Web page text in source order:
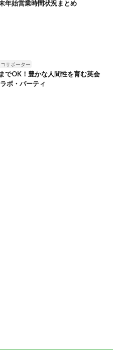
年始営業時間状況まとめ
コサポーター
でOK！豊かな人間性を育む英会
ボ・パーティ